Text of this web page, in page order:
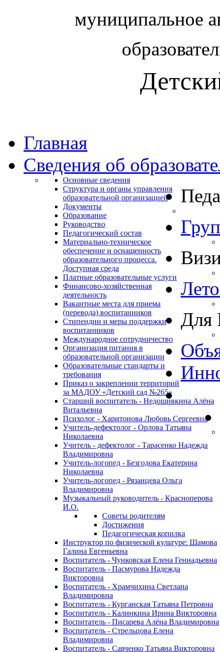
муниципальное
Главная
Сведения об
Основные сведения
Структура и органы управления
образовательной организацией
Документы
Образование
Руководство
Педагогический состав
Материально-техническое
обеспечение и оснащенность
образовательного процесса.
Доступная среда
Платные образовательные услуги
Финансово-хозяйственная
деятельность
Вакантные места для приема
(перевода) воспитанников
Стипендии и меры поддержки
воспитанников
Международное сотрудничество
Организация питания в
образовательной организации
Образовательные стандарты и
требования
Приказ о закреплении территорий
за МАДОУ «Детский сад №265»
Старший воспитатель - Недошивкина Алёна
Витальевна
Психолог - Харитонова Любовь Сергеевна
Учитель-дефектолог - Орлова Татьяна
Николаевна
Учитель - дефектолог - Тарасенко Надежда
Владимировна
Учитель-логопед - Безгодова Екатерина
Николаевна
Учитель-логопед - Рязанцева Ольга
Владимировна
Музыкальный руководитель - Красноперова
И.О.
Советы родителям
Достижения
Педагогическая копилка
Инструктор по физической культуре: Шамова
Галина Евгеньевна
Воспитатель - Чунковская Елена Геннадьевна
Воспитатель - Пасмурова Надежда
Викторовна
Воспитатель - Храмчихина Светлана
Владимировна
Воспитатель - Курганская Татьяна Петровна
Воспитатель - Калинкина Ирина Викторовна
Воспитатель - Писарева Алёна Владимировна
Воспитатель - Стрельцова Елена
Владимировна
Воспитатель - Савченко Татьяна Викторовна
Для